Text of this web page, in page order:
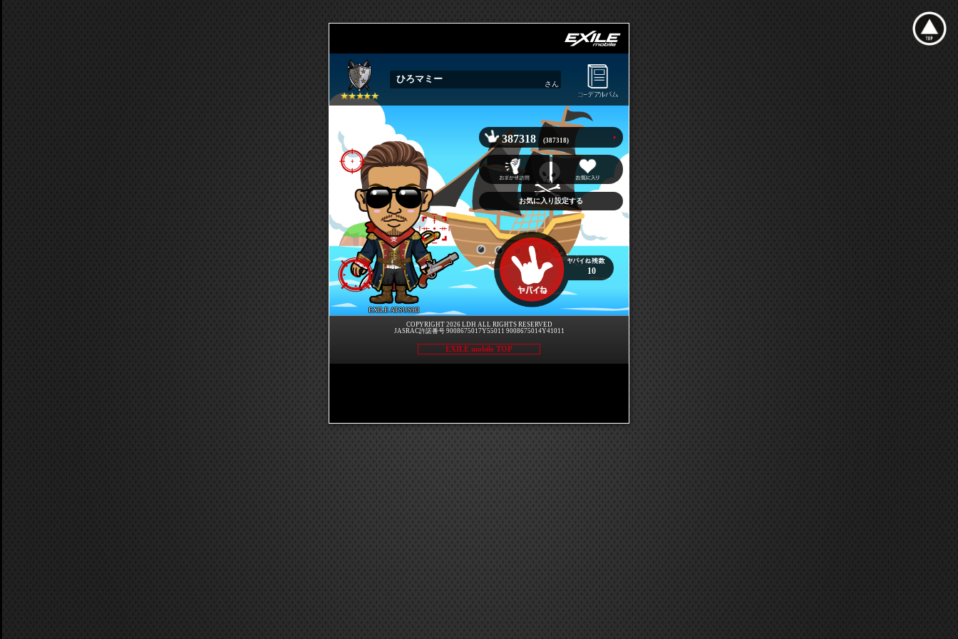
ひろマミー さん
EXILE ATSUSHI
387318 (387318)
お気に入り設定する
10
COPYRIGHT 2026 LDH ALL RIGHTS RESERVED
JASRAC許諾番号 9008675017Y55011 9008675014Y41011
EXILE mobile TOP